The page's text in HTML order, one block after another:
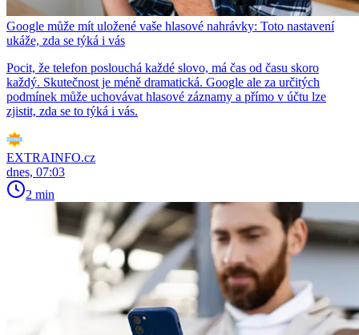
Google může mít uložené vaše hlasové nahrávky: Toto nastavení
ukáže, zda se týká i vás
Pocit, že telefon poslouchá každé slovo, má čas od času skoro
každý. Skutečnost je méně dramatická. Google ale za určitých
podmínek může uchovávat hlasové záznamy a přímo v účtu lze
zjistit, zda se to týká i vás.
EXTRAINFO.cz
dnes, 07:03
2 min